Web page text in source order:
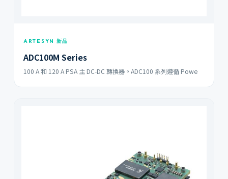
ARTESYN 新品
ADC100M Series
100 A 和 120 A PSA 主 DC-DC 轉換器。ADC100 系列遵循 Powe